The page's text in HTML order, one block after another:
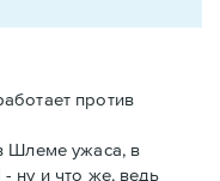
против
Шлеме ужаса, в
ну и что же, ведь